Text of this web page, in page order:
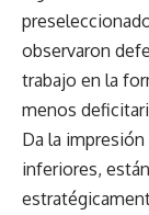
observaron
trabajo en la
menos
Da la
inferiores,